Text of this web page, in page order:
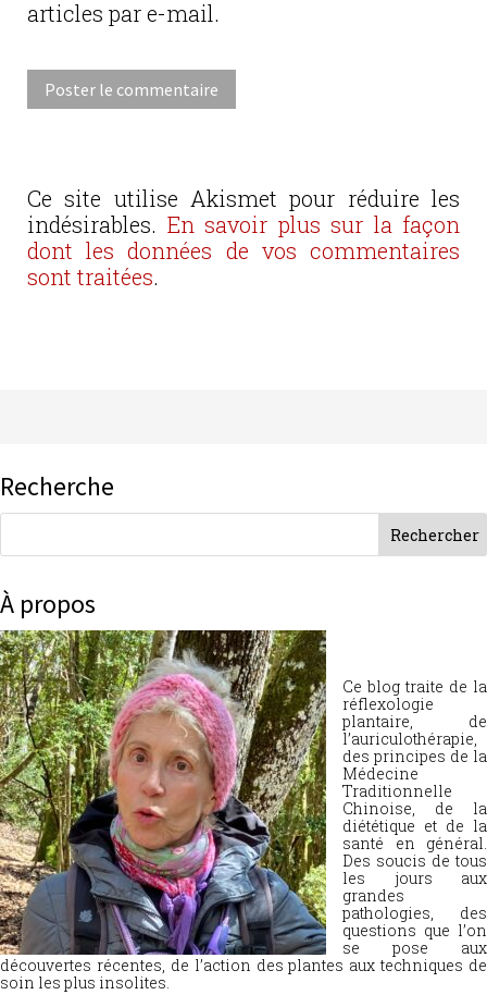
articles par e-mail.
Ce site utilise Akismet pour réduire les
indésirables. En savoir plus sur la façon
dont les données de vos commentaires
sont traitées.
Recherche
À propos
Ce blog traite de la
réflexologie
plantaire, de
l’auriculothérapie,
des principes de la
Médecine
Traditionnelle
Chinoise, de la
diététique et de la
santé en général.
Des soucis de tous
les jours aux
grandes
pathologies, des
questions que l’on
se pose aux
découvertes récentes, de l’action des plantes aux techniques de
soin les plus insolites.